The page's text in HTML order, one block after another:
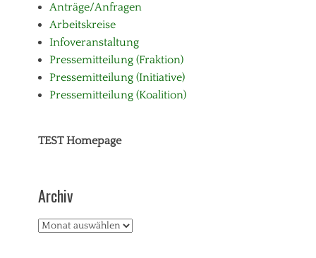
Anträge/Anfragen
Arbeitskreise
Infoveranstaltung
Pressemitteilung (Fraktion)
Pressemitteilung (Initiative)
Pressemitteilung (Koalition)
TEST Homepage
Archiv
Archiv